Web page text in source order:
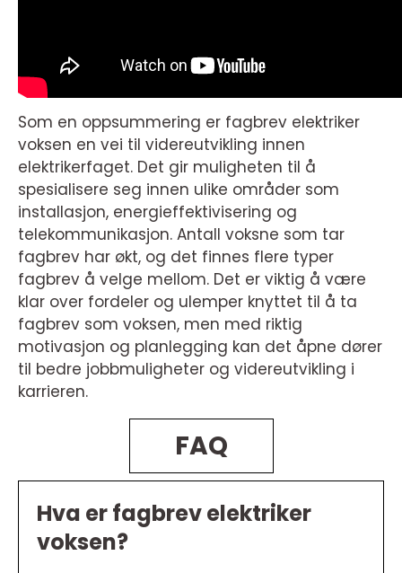
Som en oppsummering er fagbrev elektriker
voksen en vei til videreutvikling innen
elektrikerfaget. Det gir muligheten til å
spesialisere seg innen ulike områder som
installasjon, energieffektivisering og
telekommunikasjon. Antall voksne som tar
fagbrev har økt, og det finnes flere typer
fagbrev å velge mellom. Det er viktig å være
klar over fordeler og ulemper knyttet til å ta
fagbrev som voksen, men med riktig
motivasjon og planlegging kan det åpne dører
til bedre jobbmuligheter og videreutvikling i
karrieren.
FAQ
Hva er fagbrev elektriker
voksen?